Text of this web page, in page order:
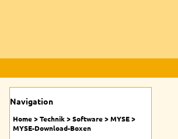
Navigation
Home>Technik>Software>MYSE>
MYSE-Download-Boxen